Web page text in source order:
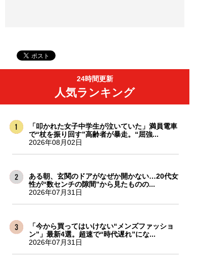
24時間更新
人気ランキング
「叩かれた女子中学生が泣いていた」満員電車
で“杖を振り回す”高齢者が暴走。“屈強...
2026年08月02日
ある朝、玄関のドアがなぜか開かない…20代女
性が“数センチの隙間”から見たものの...
2026年07月31日
「今から買ってはいけない“メンズファッショ
ン”」最新4選。超速で“時代遅れ”にな...
2026年07月31日